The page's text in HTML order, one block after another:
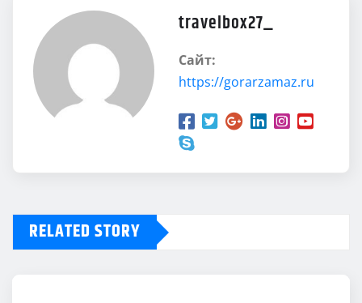
travelbox27_
Сайт:
https://gorarzamaz.ru
RELATED STORY